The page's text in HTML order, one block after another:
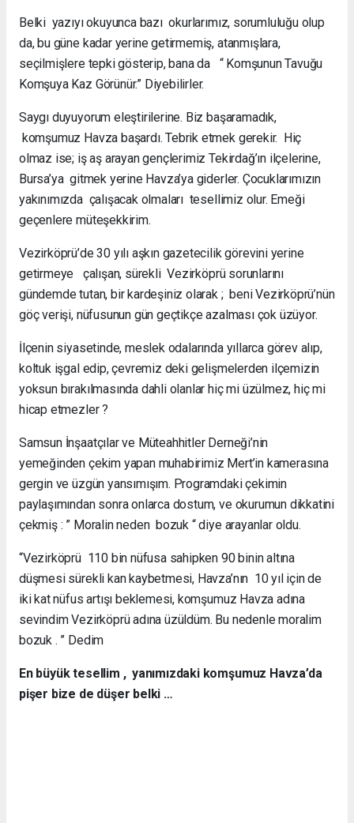
Belki yazıyı okuyunca bazı okurlarımız, sorumluluğu olup
da, bu güne kadar yerine getirmemiş, atanmışlara,
seçilmişlere tepki gösterip, bana da “ Komşunun Tavuğu
Komşuya Kaz Görünür.” Diyebilirler.
Saygı duyuyorum eleştirilerine. Biz başaramadık,
komşumuz Havza başardı. Tebrik etmek gerekir. Hiç
olmaz ise; iş aş arayan gençlerimiz Tekirdağ’ın ilçelerine,
Bursa’ya gitmek yerine Havza’ya giderler. Çocuklarımızın
yakınımızda çalışacak olmaları tesellimiz olur. Emeği
geçenlere müteşekkirim.
Vezirköprü’de 30 yılı aşkın gazetecilik görevini yerine
getirmeye çalışan, sürekli Vezirköprü sorunlarını
gündemde tutan, bir kardeşiniz olarak ; beni Vezirköprü’nün
göç verişi, nüfusunun gün geçtikçe azalması çok üzüyor.
İlçenin siyasetinde, meslek odalarında yıllarca görev alıp,
koltuk işgal edip, çevremiz deki gelişmelerden ilçemizin
yoksun bırakılmasında dahli olanlar hiç mi üzülmez, hiç mi
hicap etmezler ?
Samsun İnşaatçılar ve Müteahhitler Derneği’nin
yemeğinden çekim yapan muhabirimiz Mert’in kamerasına
gergin ve üzgün yansımışım. Programdaki çekimin
paylaşımından sonra onlarca dostum, ve okurumun dikkatini
çekmiş : ” Moralin neden bozuk “ diye arayanlar oldu.
“Vezirköprü 110 bin nüfusa sahipken 90 binin altına
düşmesi sürekli kan kaybetmesi, Havza’nın 10 yıl için de
iki kat nüfus artışı beklemesi, komşumuz Havza adına
sevindim Vezirköprü adına üzüldüm. Bu nedenle moralim
bozuk . ” Dedim
En büyük tesellim , yanımızdaki komşumuz Havza’da
pişer bize de düşer belki …